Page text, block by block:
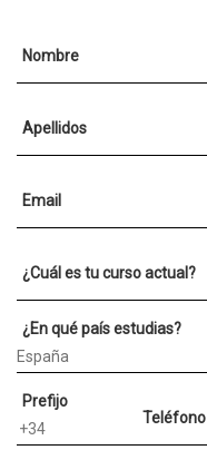
Nombre
Apellidos
Email
¿Cuál es tu curso actual?
¿En qué país estudias?
Prefijo
Teléfono